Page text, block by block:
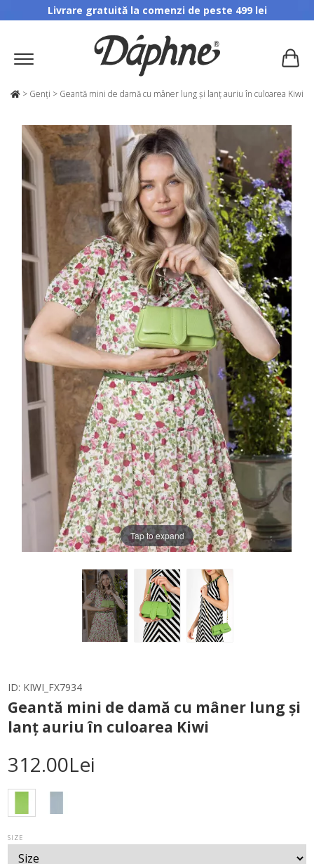
Livrare gratuită la comenzi de peste 499 lei
> Genți > Geantă mini de damă cu mâner lung și lanț auriu în culoarea Kiwi
Tap to expand
ID: KIWI_FX7934
Geantă mini de damă cu mâner lung și
lanț auriu în culoarea Kiwi
312.00Lei
SIZE